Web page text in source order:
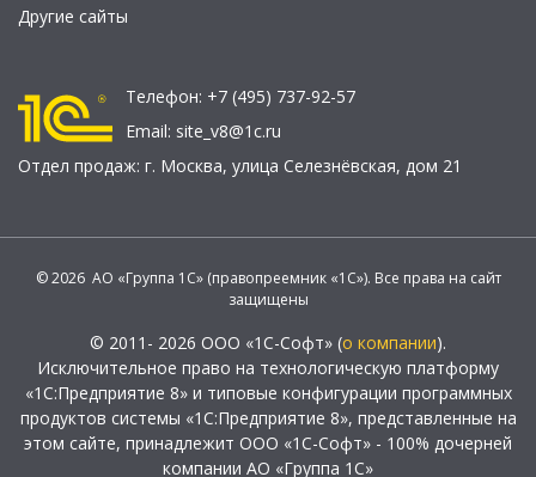
Другие сайты
Телефон: +7 (495) 737-92-57
Email: site_v8@1c.ru
Отдел продаж: г. Москва, улица Селезнёвская, дом 21
© 2026 АО «Группа 1С» (правопреемник «1С»). Все права на сайт
защищены
© 2011- 2026 ООО «1С-Софт» (о компании).
Исключительное право на технологическую платформу
«1С:Предприятие 8» и типовые конфигурации программных
продуктов системы «1С:Предприятие 8», представленные на
этом сайте, принадлежит ООО «1С-Софт» - 100% дочерней
компании АО «Группа 1С»